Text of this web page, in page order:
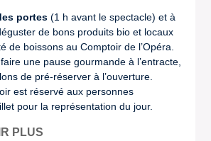
portes (1 h avant le spectacle) et à
de bons produits bio et locaux
de boissons au Comptoir de l’Opéra.
une pause gourmande à l’entracte,
de pré-réserver à l’ouverture.
est réservé aux personnes
pour la représentation du jour.
PLUS